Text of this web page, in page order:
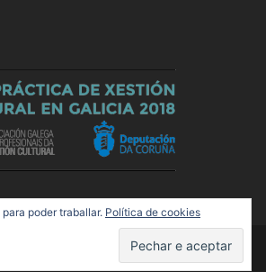
Funciona grazas aSydney
poder traballar. Política de cookies